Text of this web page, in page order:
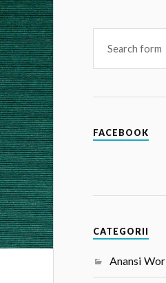
FACEBOOK
CATEGORII
Anansi